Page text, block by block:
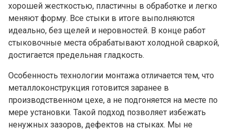
хорошей жесткостью, пластичны в обработке и легко
меняют форму. Все стыки в итоге выполняются
идеально, без щелей и неровностей. В конце работ
стыковочные места обрабатывают холодной сваркой,
достигается предельная гладкость.
Особенность технологии монтажа отличается тем, что
металлоконструкция готовится заранее в
производственном цехе, а не подгоняется на месте по
мере установки. Такой подход позволяет избежать
ненужных зазоров, дефектов на стыках. Мы не